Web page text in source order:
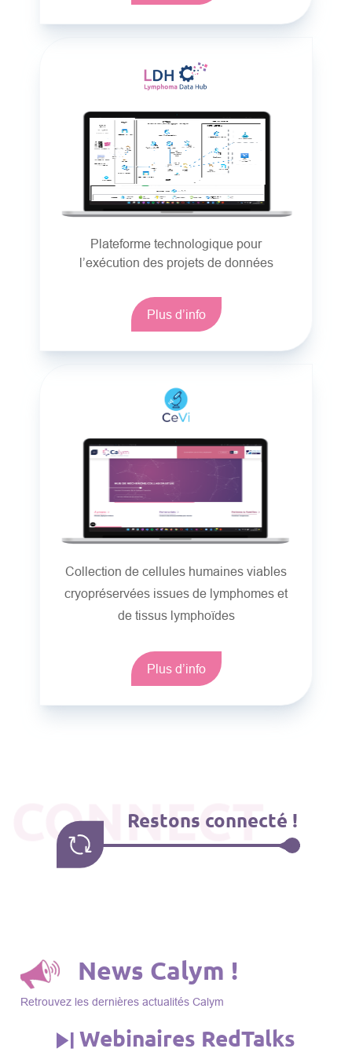
Plateforme technologique pour
l’exécution des projets de données
Plus d’info
Collection de cellules humaines viables
cryopréservées issues de lymphomes et
de tissus lymphoïdes
Plus d’info
CONNECT
Restons connecté !
News Calym !
Retrouvez les dernières actualités Calym
Webinaires RedTalks